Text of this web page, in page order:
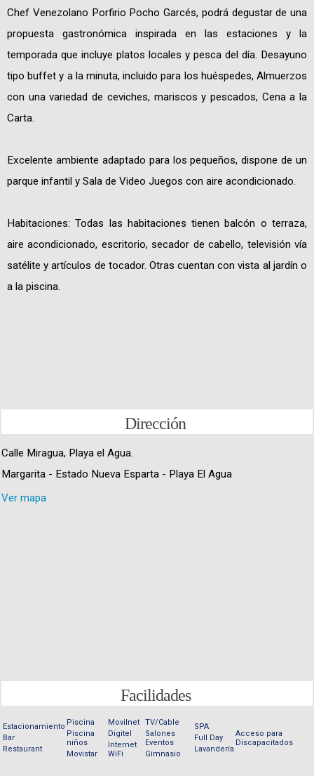
Chef Venezolano Porfirio Pocho Garcés, podrá degustar de una
propuesta gastronómica inspirada en las estaciones y la
temporada que incluye platos locales y pesca del día. Desayuno
tipo buffet y a la minuta, incluido para los huéspedes, Almuerzos
con una variedad de ceviches, mariscos y pescados, Cena a la
Carta.
Excelente ambiente adaptado para los pequeños, dispone de un
parque infantil y Sala de Video Juegos con aire acondicionado.
Habitaciones: Todas las habitaciones tienen balcón o terraza,
aire acondicionado, escritorio, secador de cabello, televisión vía
satélite y artículos de tocador. Otras cuentan con vista al jardín o
a la piscina.
Dirección
Calle Miragua, Playa el Agua.
Margarita - Estado Nueva Esparta - Playa El Agua
Ver mapa
Facilidades
Estacionamiento
Bar
Restaurant
Piscina
Piscina
niños
Movistar
Movilnet
Digitel
Internet
WiFi
TV/Cable
Salones
Eventos
Gimnasio
SPA
Full Day
Lavandería
Acceso para
Discapacitados